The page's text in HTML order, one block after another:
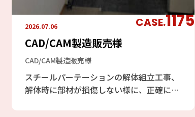
CASE.1175
2026.07.06
CAD/CAM製造販売様
CAD/CAM製造販売様
スチールパーテーションの解体組立工事、
解体時に部材が損傷しない様に、正確に解